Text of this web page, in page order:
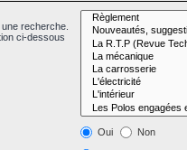
recherche.
ci-dessous
Oui Non